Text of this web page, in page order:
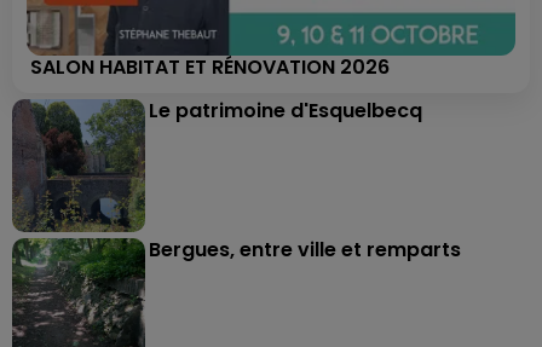
SALON HABITAT ET RÉNOVATION 2026
Le patrimoine d'Esquelbecq
Bergues, entre ville et remparts